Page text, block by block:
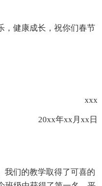
，健康成长，祝你们春节
xxx
20xx年xx月xx日
我们的教学取得了可喜的